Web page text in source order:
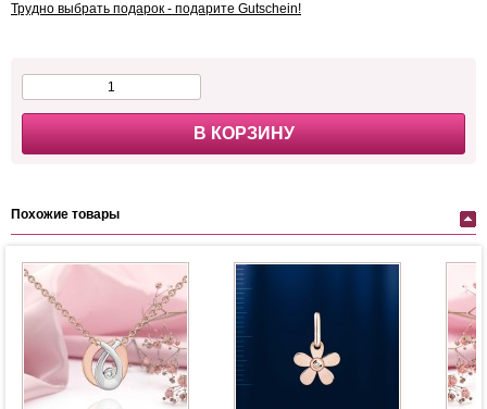
Трудно выбрать подарок - подарите Gutschein!
В КОРЗИНУ
Похожие товары